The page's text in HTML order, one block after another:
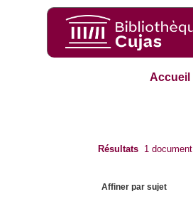
Accueil
Résultats 1 document
Affiner par sujet